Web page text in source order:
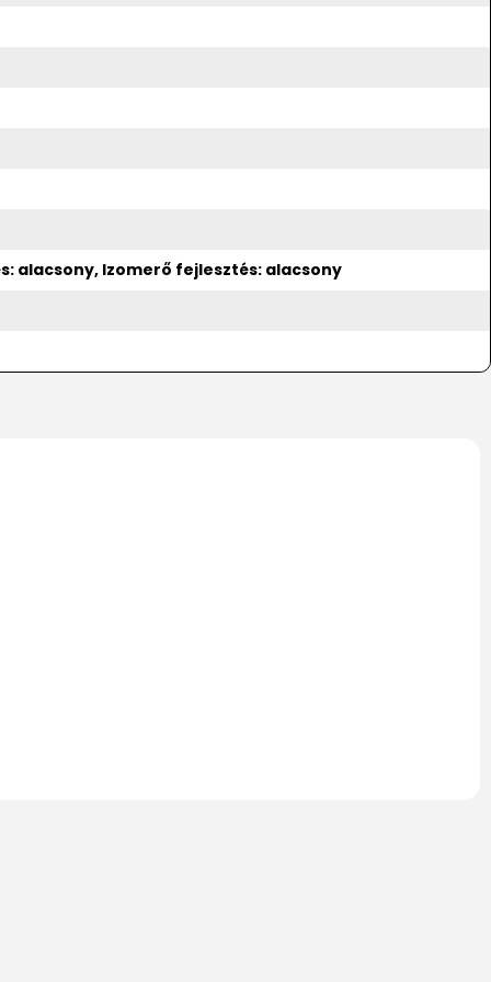
alacsony, Izomerő fejlesztés: alacsony